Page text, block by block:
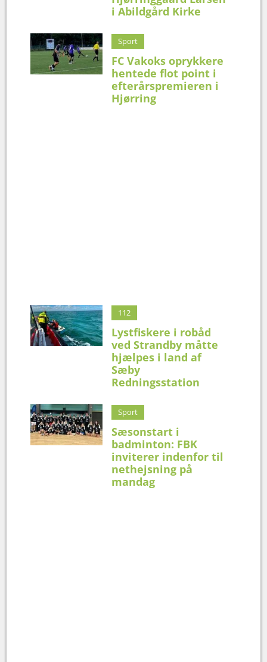
i Abildgård Kirke
Sport
FC Vakoks oprykkere
hentede flot point i
efterårspremieren i
Hjørring
112
Lystfiskere i robåd
ved Strandby måtte
hjælpes i land af
Sæby
Redningsstation
Sport
Sæsonstart i
badminton: FBK
inviterer indenfor til
nethejsning på
mandag